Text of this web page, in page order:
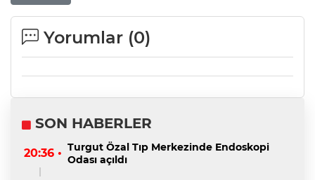
Yorumlar (0)
SON HABERLER
20:36 • Turgut Özal Tıp Merkezinde Endoskopi
Odası açıldı